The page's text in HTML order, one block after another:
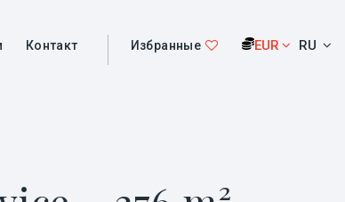
Контакт Избранные EUR RU